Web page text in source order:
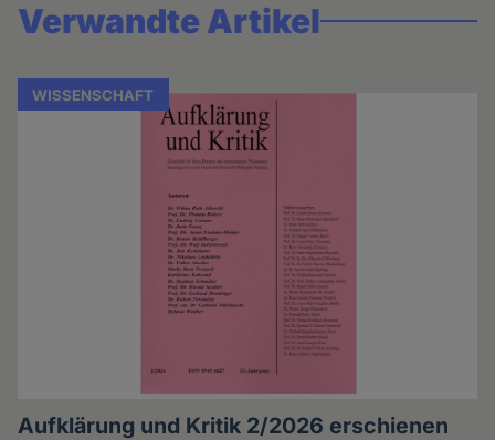
Verwandte Artikel
WISSENSCHAFT
Aufklärung und Kritik 2/2026 erschienen